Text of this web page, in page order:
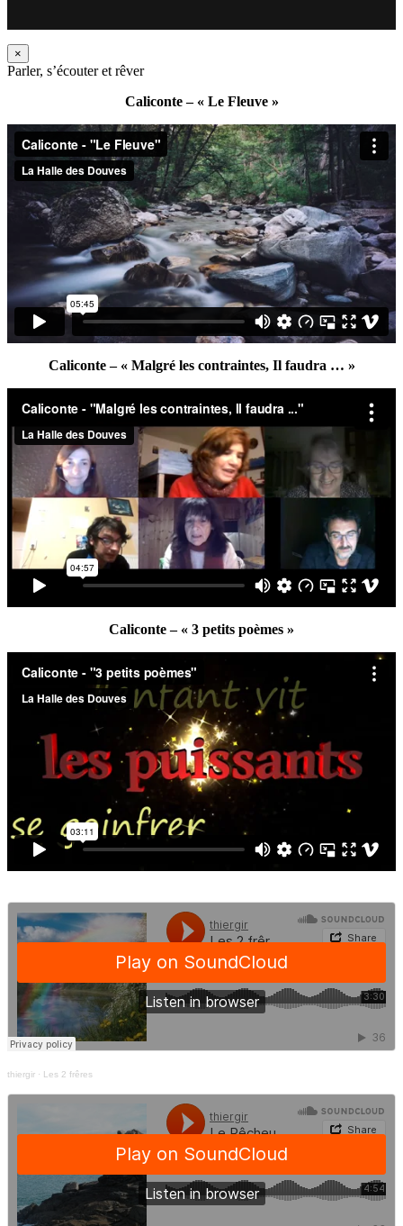
×
Parler, s’écouter et rêver
Caliconte – « Le Fleuve »
Caliconte – « Malgré les contraintes, Il faudra … »
Caliconte – « 3 petits poèmes »
thiergir · Les 2 frêres